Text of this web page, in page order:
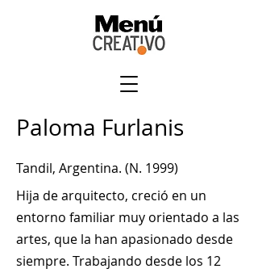
Paloma Furlanis
Tandil, Argentina. (N. 1999)
Hija de arquitecto, creció en un
entorno familiar muy orientado a las
artes, que la han apasionado desde
siempre. Trabajando desde los 12